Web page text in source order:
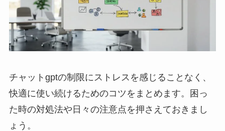
チャットgptの制限にストレスを感じることなく、
快適に使い続けるためのコツをまとめます。困っ
た時の対処法や日々の注意点を押さえておきまし
ょう。